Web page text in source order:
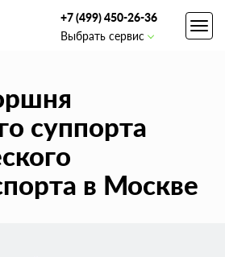
+7 (499) 450-26-36
Выбрать сервис
суппорта
в Москве